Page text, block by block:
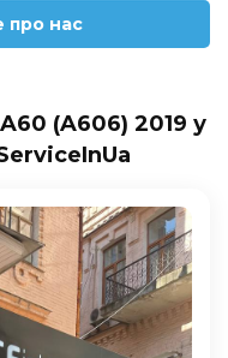
про нас
(A606) 2019 у